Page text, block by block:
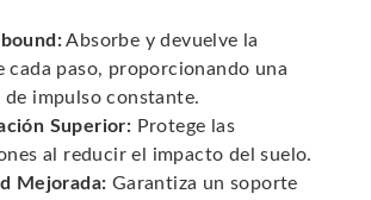
Absorbe y devuelve la
cada paso, proporcionando una
de impulso constante.
Superior: Protege las
al reducir el impacto del suelo.
Mejorada: Garantiza un soporte